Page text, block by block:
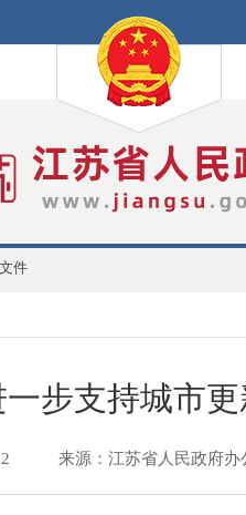
件
步支持城市
来源：江苏省人民政府办